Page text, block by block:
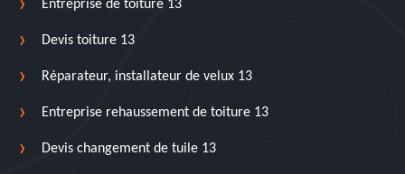
Entreprise de toiture 13
Devis toiture 13
Réparateur, installateur de velux 13
Entreprise rehaussement de toiture 13
Devis changement de tuile 13